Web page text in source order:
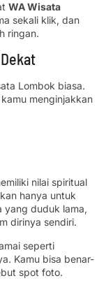
WA Wisata
sekali klik, dan
ringan.
Lombok biasa.
menginjakkan
nilai spiritual
hanya untuk
yang duduk lama,
dirinya sendiri.
seperti
Kamu bisa benar-
spot foto.